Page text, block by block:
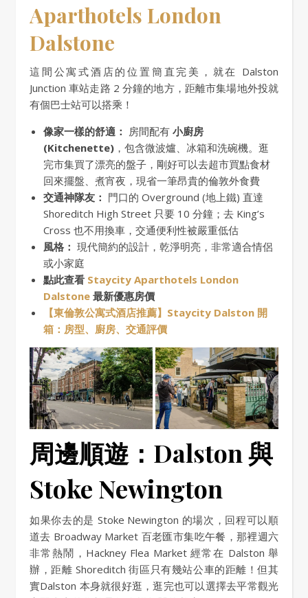
Aparthotels London
Dalstone
這間公寓式酒店的位置簡直完美，就在 Dalston
Junction 車站走路 2 分鐘的地方，距離市集場地外投就
有個巴士站可以搭乘！
像家一樣的舒適： 房間配有 小廚房
(Kitchenette) ，包含微波爐、冰箱和洗碗機。逛
完市集買了漂亮的盤子，剛好可以去超市買點食材
回來擺盤、煮宵夜，現省一筆昂貴的倫敦外食費
交通神隊友： 門口的 Overground (地上鐵) 直達
Shoreditch High Street 只要 10 分鐘；去 King’s
Cross 也不用換車，交通便利性被嚴重低估
風格： 現代簡約的設計，乾淨明亮，非常適合情侶
或小家庭
點此查看 Staycity Aparthotels London
Dalstone 最新優惠房價
【東倫敦公寓式酒店推薦】Staycity Dalston 開
箱：房型、廚房、交通評價
周邊順遊：Dalston 與
Stoke Newington
如果你去的是 Stoke Newington 的場次，回程可以順
道去 Broadway Market 百老匯市集吃午餐，那裡週六
非常熱鬧，Hackney Flea Market 經常在 Dalston 舉
辦，距離 Shoreditch 街區只有幾站公車的距離！但其
實Dalston 本身就很好逛，逛完也可以選擇去平常觀光